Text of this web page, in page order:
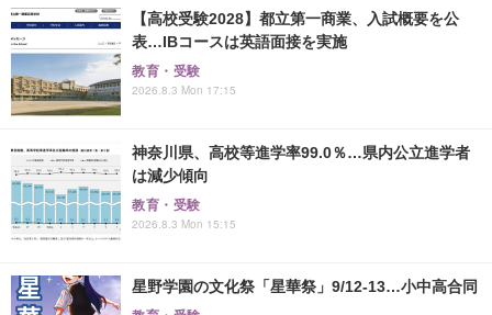
【高校受験2028】都立第一商業、入試概要を公
表…IBコースは英語面接を実施
教育・受験
2026.8.3 Mon 17:15
神奈川県、高校等進学率99.0％…県内公立進学者
は減少傾向
教育・受験
2026.8.3 Mon 15:15
星野学園の文化祭「星華祭」9/12-13…小中高合同